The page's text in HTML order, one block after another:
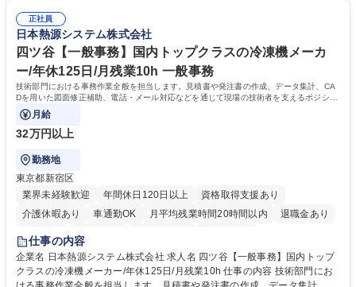
インテリア事務（部署内アシスタント）】■安定企業で働く
ームとの協力や新しいアイデアを活かす場もあり、やりがいを感じながら
働けます。 【歓迎】 ■インテリアの業界のご経験が有る方■PCの作業に慣
れている方 学歴・資格 学歴：大学院 大学 高専 短大 専修学校 語学力： 資
格：
正社員
日本熱源システム株式会社
四ツ谷【一般事務】国内トップクラスの冷凍機メーカ
ー/年休125日/月残業10h 一般事務
技術部門における事務作業全般を担当します。見積書や発注書の作成、データ集計、CA
Dを用いた図面修正補助、電話・メール対応などを通じて現場の技術者を支えるポジショ
ンです。
月給
32万円以上
勤務地
東京都新宿区
業界未経験歓迎
年間休日120日以上
資格取得支援あり
介護休暇あり
車通勤OK 月平均残業時間20時間以内
退職金あり
賞与あり
交通費支給
仕事の内容
企業名 日本熱源システム株式会社 求人名 四ツ谷【一般事務】国内トップ
クラスの冷凍機メーカー/年休125日/月残業10h 仕事の内容 技術部門にお